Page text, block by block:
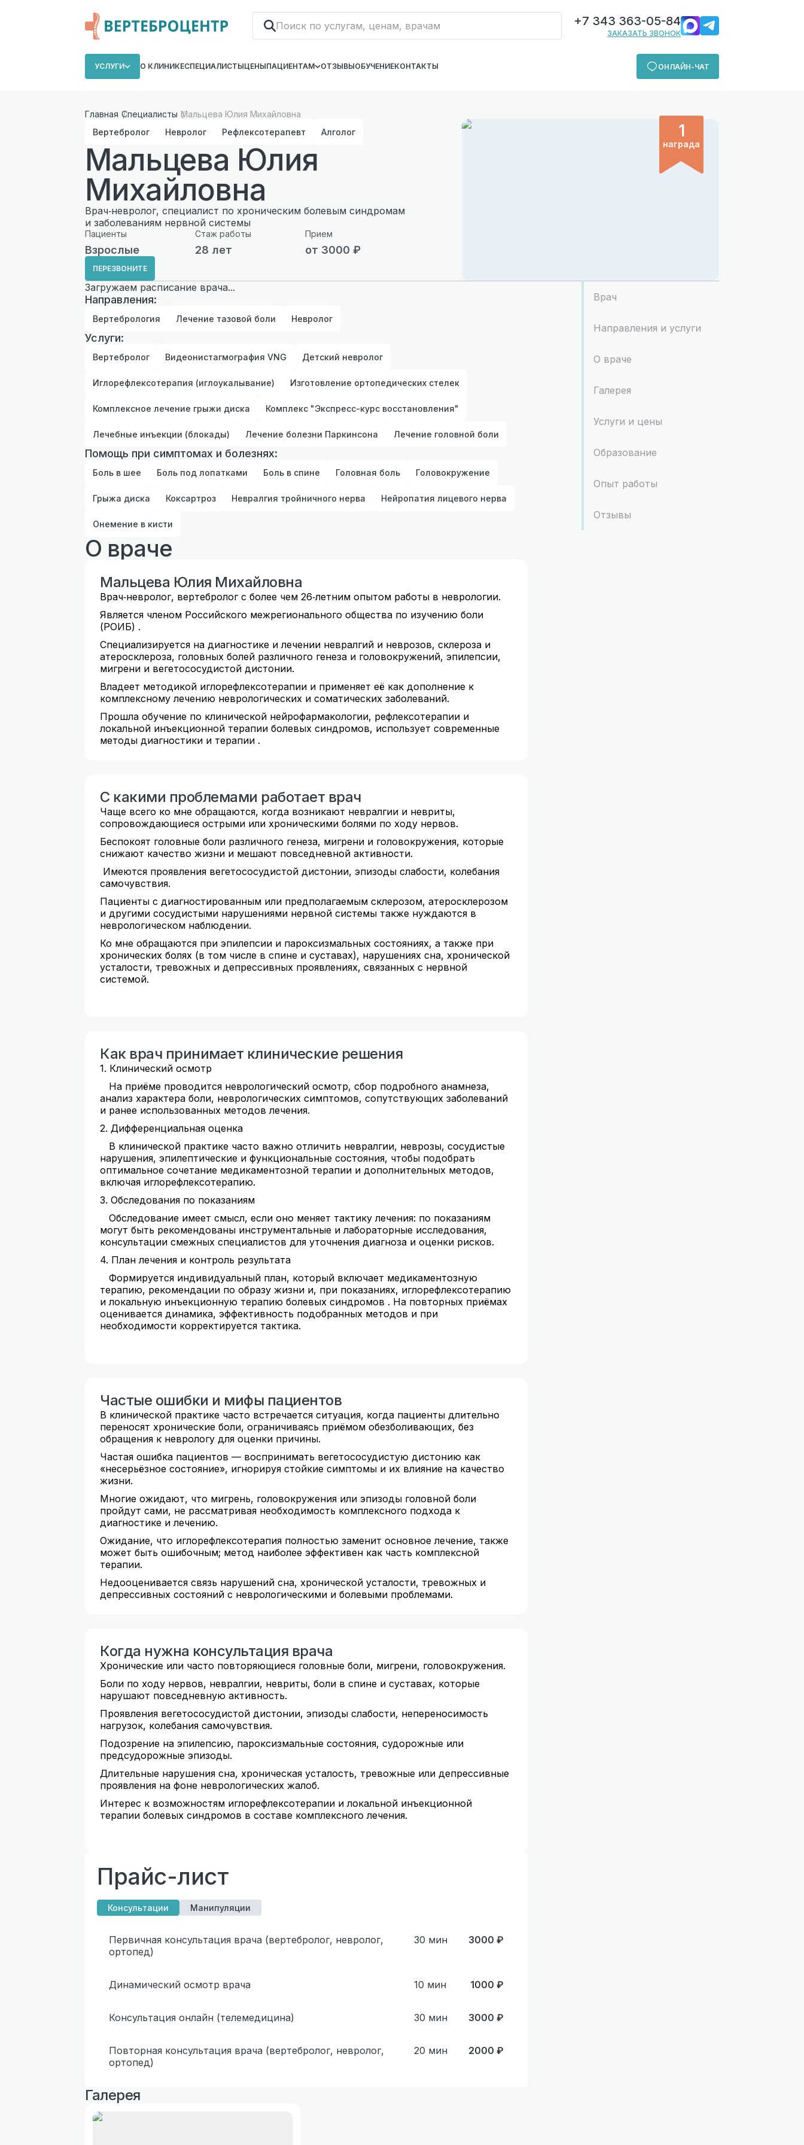
+7 343 363-05-84
ЗАКАЗАТЬ ЗВОНОК
УСЛУГИ О КЛИНИКЕСПЕЦИАЛИСТЫЦЕНЫПАЦИЕНТАМ ОТЗЫВЫОБУЧЕНИЕКОНТАКТЫ ОНЛАЙН-ЧАТ
Главная Специалисты Мальцева Юлия Михайловна
Вертебролог
Невролог Рефлексотерапевт Алголог
Мальцева Юлия
Михайловна
Врач‑невролог, специалист по хроническим болевым синдромам
и заболеваниям нервной системы
Пациенты
Взрослые
Стаж работы
28 лет
Прием
от 3000 ₽
ПЕРЕЗВОНИТЕ
1
награда
Загружаем расписание врача...
Направления:
Вертебрология Лечение тазовой боли Невролог
Услуги:
Вертебролог Видеонистагмография VNG Детский невролог
Иглорефлексотерапия (иглоукалывание) Изготовление ортопедических стелек
Комплексное лечение грыжи диска Комплекс "Экспресс-курс восстановления"
Лечебные инъекции (блокады) Лечение болезни Паркинсона Лечение головной боли
Помощь при симптомах и болезнях:
Боль в шее Боль под лопатками Боль в спине Головная боль Головокружение
Грыжа диска Коксартроз Невралгия тройничного нерва Нейропатия лицевого нерва
Онемение в кисти
О враче
Мальцева Юлия Михайловна
Врач‑невролог, вертебролог с более чем 26‑летним опытом работы в неврологии.
Является членом Российского межрегионального общества по изучению боли
(РОИБ) .
Специализируется на диагностике и лечении невралгий и неврозов, склероза и
атеросклероза, головных болей различного генеза и головокружений, эпилепсии,
мигрени и вегетососудистой дистонии.
Владеет методикой иглорефлексотерапии и применяет её как дополнение к
комплексному лечению неврологических и соматических заболеваний.
Прошла обучение по клинической нейрофармакологии, рефлексотерапии и
локальной инъекционной терапии болевых синдромов, использует современные
методы диагностики и терапии .
С какими проблемами работает врач
Чаще всего ко мне обращаются, когда возникают невралгии и невриты,
сопровождающиеся острыми или хроническими болями по ходу нервов.
Беспокоят головные боли различного генеза, мигрени и головокружения, которые
снижают качество жизни и мешают повседневной активности.
Имеются проявления вегетососудистой дистонии, эпизоды слабости, колебания
самочувствия.
Пациенты с диагностированным или предполагаемым склерозом, атеросклерозом
и другими сосудистыми нарушениями нервной системы также нуждаются в
неврологическом наблюдении.
Ко мне обращаются при эпилепсии и пароксизмальных состояниях, а также при
хронических болях (в том числе в спине и суставах), нарушениях сна, хронической
усталости, тревожных и депрессивных проявлениях, связанных с нервной
системой.
Как врач принимает клинические решения
1. Клинический осмотр
На приёме проводится неврологический осмотр, сбор подробного анамнеза,
анализ характера боли, неврологических симптомов, сопутствующих заболеваний
и ранее использованных методов лечения.
2. Дифференциальная оценка
В клинической практике часто важно отличить невралгии, неврозы, сосудистые
нарушения, эпилептические и функциональные состояния, чтобы подобрать
оптимальное сочетание медикаментозной терапии и дополнительных методов,
включая иглорефлексотерапию.
3. Обследования по показаниям
Обследование имеет смысл, если оно меняет тактику лечения: по показаниям
могут быть рекомендованы инструментальные и лабораторные исследования,
консультации смежных специалистов для уточнения диагноза и оценки рисков.
4. План лечения и контроль результата
Формируется индивидуальный план, который включает медикаментозную
терапию, рекомендации по образу жизни и, при показаниях, иглорефлексотерапию
и локальную инъекционную терапию болевых синдромов . На повторных приёмах
оценивается динамика, эффективность подобранных методов и при
необходимости корректируется тактика.
Частые ошибки и мифы пациентов
В клинической практике часто встречается ситуация, когда пациенты длительно
переносят хронические боли, ограничиваясь приёмом обезболивающих, без
обращения к неврологу для оценки причины.
Частая ошибка пациентов — воспринимать вегетососудистую дистонию как
«несерьёзное состояние», игнорируя стойкие симптомы и их влияние на качество
жизни.
Многие ожидают, что мигрень, головокружения или эпизоды головной боли
пройдут сами, не рассматривая необходимость комплексного подхода к
диагностике и лечению.
Ожидание, что иглорефлексотерапия полностью заменит основное лечение, также
может быть ошибочным; метод наиболее эффективен как часть комплексной
терапии.
Недооценивается связь нарушений сна, хронической усталости, тревожных и
депрессивных состояний с неврологическими и болевыми проблемами.
Когда нужна консультация врача
Хронические или часто повторяющиеся головные боли, мигрени, головокружения.
Боли по ходу нервов, невралгии, невриты, боли в спине и суставах, которые
нарушают повседневную активность.
Проявления вегетососудистой дистонии, эпизоды слабости, непереносимость
нагрузок, колебания самочувствия.
Подозрение на эпилепсию, пароксизмальные состояния, судорожные или
предсудорожные эпизоды.
Длительные нарушения сна, хроническая усталость, тревожные или депрессивные
проявления на фоне неврологических жалоб.
Интерес к возможностям иглорефлексотерапии и локальной инъекционной
терапии болевых синдромов в составе комплексного лечения.
Прайс-лист
Консультации Манипуляции
Первичная консультация врача (вертебролог, невролог,
ортопед)
30 мин 3000 ₽
Динамический осмотр врача 10 мин 1000 ₽
Консультация онлайн (телемедицина) 30 мин 3000 ₽
Повторная консультация врача (вертебролог, невролог,
ортопед)
20 мин 2000 ₽
Галерея
Врач
Направления и услуги
О враче
Галерея
Услуги и цены
Образование
Опыт работы
Отзывы